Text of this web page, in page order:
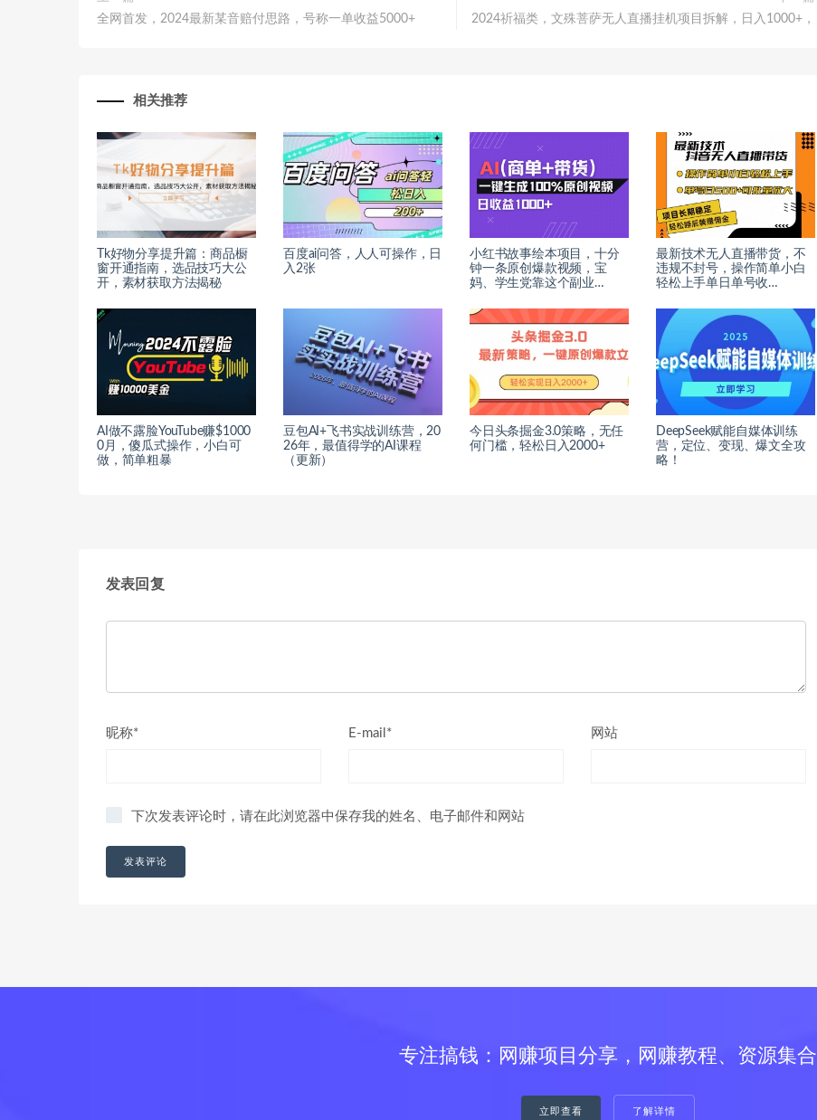
全网首发，2024最新某音赔付思路，号称一单收益5000+
2024祈福类，文殊菩萨无人直播挂机项目拆解，日入1000+，
相关推荐
Tk好物分享提升篇：商品橱
窗开通指南，选品技巧大公
开，素材获取方法揭秘
百度ai问答，人人可操作，日
入2张
小红书故事绘本项目，十分
钟一条原创爆款视频，宝
妈、学生党靠这个副业…
最新技术无人直播带货，不
违规不封号，操作简单小白
轻松上手单日单号收…
AI做不露脸YouTube赚$1000
0月，傻瓜式操作，小白可
做，简单粗暴
豆包AI+飞书实战训练营，20
26年，最值得学的AI课程
（更新）
今日头条掘金3.0策略，无任
何门槛，轻松日入2000+
DeepSeek赋能自媒体训练
营，定位、变现、爆文全攻
略！
发表回复
昵称* E-mail* 网站
下次发表评论时，请在此浏览器中保存我的姓名、电子邮件和网站
专注搞钱：网赚项目分享，网赚教程、资源集合
立即查看 了解详情